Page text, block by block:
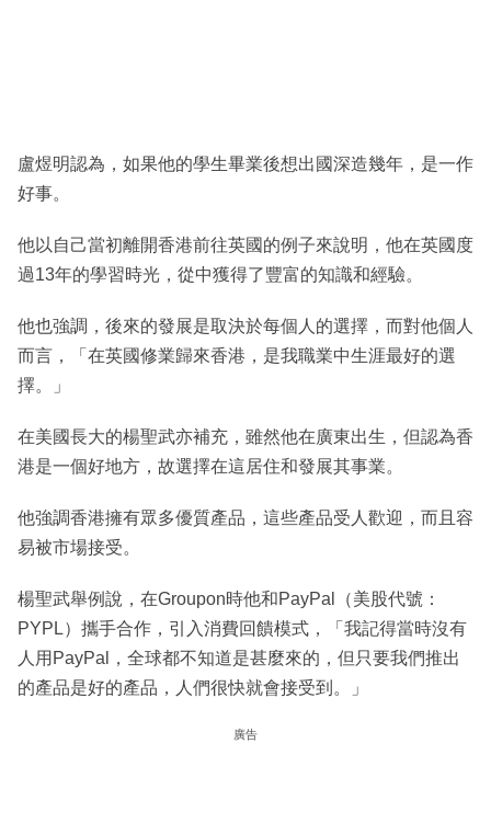
盧煜明認為，如果他的學生畢業後想出國深造幾年，是一作
好事。
他以自己當初離開香港前往英國的例子來說明，他在英國度
過13年的學習時光，從中獲得了豐富的知識和經驗。
他也強調，後來的發展是取決於每個人的選擇，而對他個人
而言，「在英國修業歸來香港，是我職業中生涯最好的選
擇。」
在美國長大的楊聖武亦補充，雖然他在廣東出生，但認為香
港是一個好地方，故選擇在這居住和發展其事業。
他強調香港擁有眾多優質產品，這些產品受人歡迎，而且容
易被市場接受。
楊聖武舉例說，在Groupon時他和PayPal（美股代號：
PYPL）攜手合作，引入消費回饋模式，「我記得當時沒有
人用PayPal，全球都不知道是甚麼來的，但只要我們推出
的產品是好的產品，人們很快就會接受到。」
廣告